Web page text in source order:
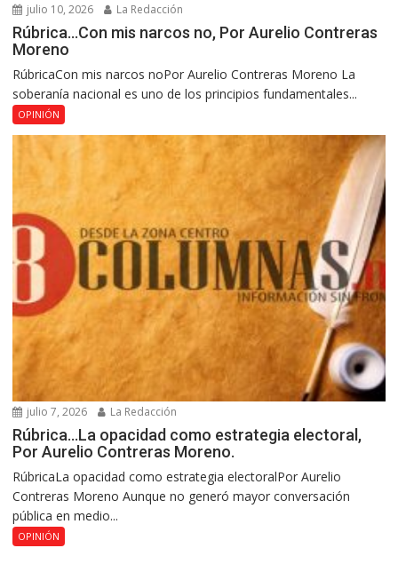
julio 10, 2026 La Redacción
Rúbrica…Con mis narcos no, Por Aurelio Contreras
Moreno
RúbricaCon mis narcos noPor Aurelio Contreras Moreno La
soberanía nacional es uno de los principios fundamentales...
OPINIÓN
julio 7, 2026 La Redacción
Rúbrica…La opacidad como estrategia electoral,
Por Aurelio Contreras Moreno.
RúbricaLa opacidad como estrategia electoralPor Aurelio
Contreras Moreno Aunque no generó mayor conversación
pública en medio...
OPINIÓN